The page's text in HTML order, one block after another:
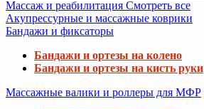
Массаж и реабилитация Смотреть все
Акупрессурные и массажные коврики
Бандажи и фиксаторы
Бандажи и ортезы на колено
Бандажи и ортезы на кисть руки
Массажные валики и роллеры для МФР